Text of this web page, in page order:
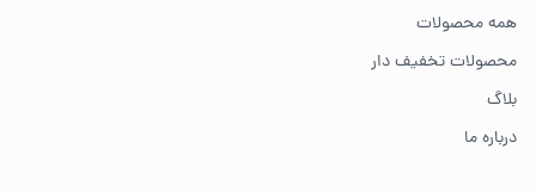
برای کارهای خانگی معمولاً ابزارهای سبک مانند دریل شارژی،
از کجا ابزار اصل بخریم؟
همه محصولات
محصولات تخفیف دار
بلاگ
درباره ما